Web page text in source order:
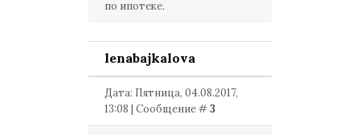
по ипотеке.
lenabajkalova
Дата: Пятница, 04.08.2017,
13:08 | Сообщение #3